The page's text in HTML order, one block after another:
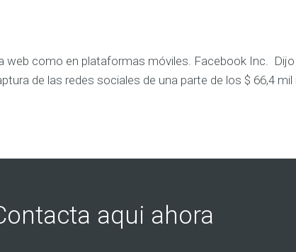
como en plataformas móviles. Facebook Inc.
de las redes sociales de una parte de los $ 66,4
aqui ahora